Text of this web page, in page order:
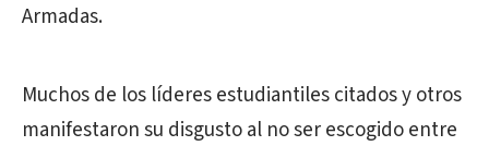
Armadas.
Muchos de los líderes estudiantiles citados y otros
manifestaron su disgusto al no ser escogido entre